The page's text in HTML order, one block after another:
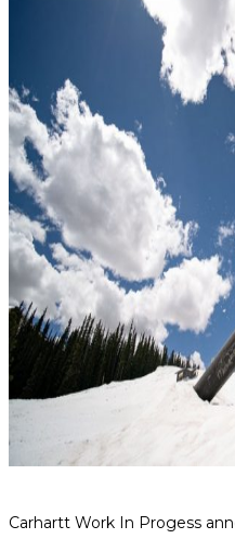
Carhartt Work In Progess